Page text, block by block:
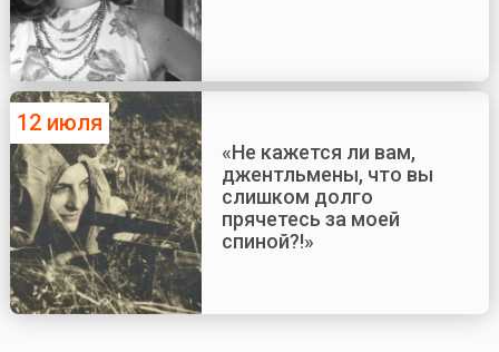
12 июля
«Не кажется ли вам,
джентльмены, что вы
слишком долго
прячетесь за моей
спиной?!»